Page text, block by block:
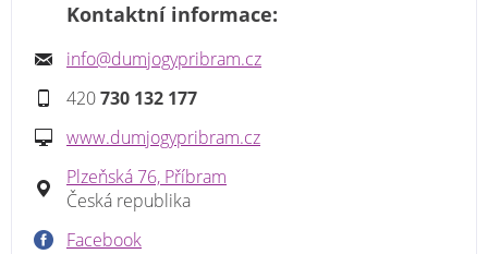
Kontaktní informace:
info@dumjogypribram.cz
420730 132 177
www.dumjogypribram.cz
Plzeňská 76, Příbram
Česká republika
Facebook